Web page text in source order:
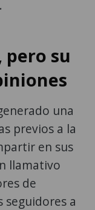
pero su
una
previos a la
en sus
llamativo
de
seguidores a